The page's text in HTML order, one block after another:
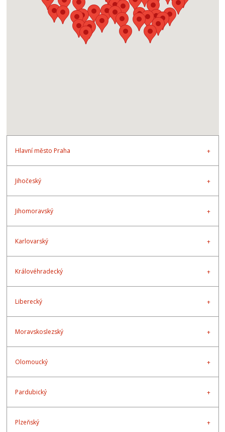
Hlavní město Praha
Jihočeský
Jihomoravský
Karlovarský
Královéhradecký
Liberecký
Moravskoslezský
Olomoucký
Pardubický
Plzeňský